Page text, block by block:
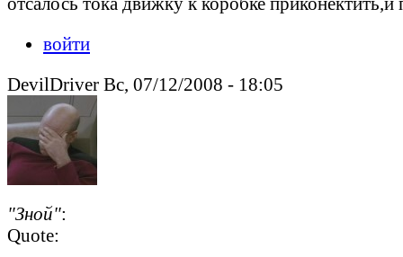
войти
DevilDriver Вс, 07/12/2008 - 18:05
"Зной":
Quote: